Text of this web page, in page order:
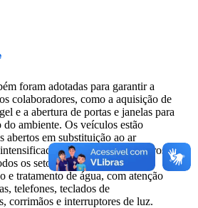
foram adotadas para garantir a
colaboradores, como a aquisição de
e a abertura de portas e janelas para
ambiente. Os veículos estão
abertos em substituição ao ar
a limpeza de banheiros e
os setores, inclusive nas
e tratamento de água, com atenção
telefones, teclados de
corrimãos e interruptores de luz.